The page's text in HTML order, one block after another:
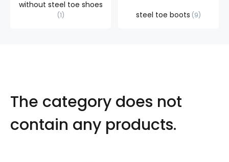
without steel toe shoes
1 steel toe boots 9
The category does not
contain any products.